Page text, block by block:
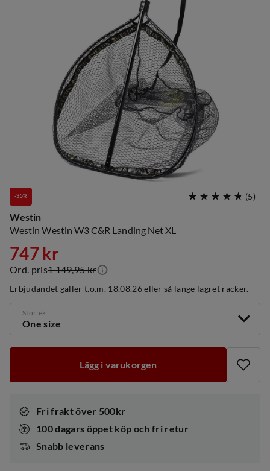
-35% (5)
Westin
Westin Westin W3 C&R Landing Net XL
discounted
price
747 kr
original
price
Ord. pris1 149,95 kr
Erbjudandet gäller t.o.m. 18.08.26 eller så länge lagret räcker.
Storlek
One size
Lägg i varukorgen
Fri frakt över 500kr
100 dagars öppet köp och fri retur
Snabb leverans